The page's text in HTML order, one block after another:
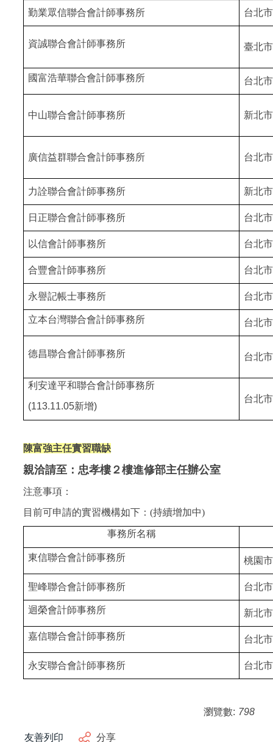
勤業眾信聯合會計師事務所 台北
資誠聯合會計師事務所 臺北
國富浩華聯合會計師事務所 台北
中山聯合會計師事務所 新北
廣信益群聯合會計師事務所 台北
力詮聯合會計師事務所 新北
日正聯合會計師事務所 台北
以信會計師事務所 台北
合豐會計師事務所 台北
永譽記帳士事務所 台北
立本台灣聯合會計師事務所 台北
德昌聯合會計師事務所 台北
利安達平和聯合會計師事務所
(113.11.05新增)
台北
陳富強主任實習職缺
親洽請至：忠孝樓２樓進修部主任辦公室
注意事項：
目前可申請的實習機構如下： (持續增加中)
事務所名稱
東信聯合會計師事務所 桃園
聖峰聯合會計師事務所 台北
迴榮會計師事務所 新北
嘉信聯合會計師事務所 台北
永安聯合會計師事務所 台北
瀏覽數: 798
友善列印 分享